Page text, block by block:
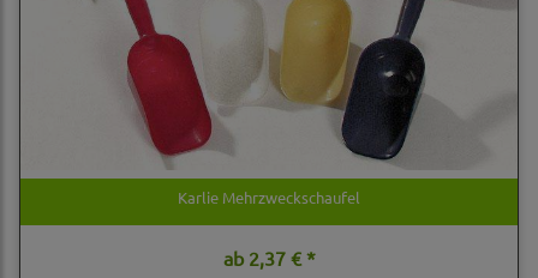
Karlie Mehrzweckschaufel
ab2,37 € *